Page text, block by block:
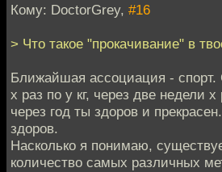
Кому: DoctorGrey, #16
> Что такое "прокачивание" в
Ближайшая ассоциация -
x раз по y кг, через две недели x
через год ты здоров и
здоров.
Насколько я понимаю,
количество самых различных